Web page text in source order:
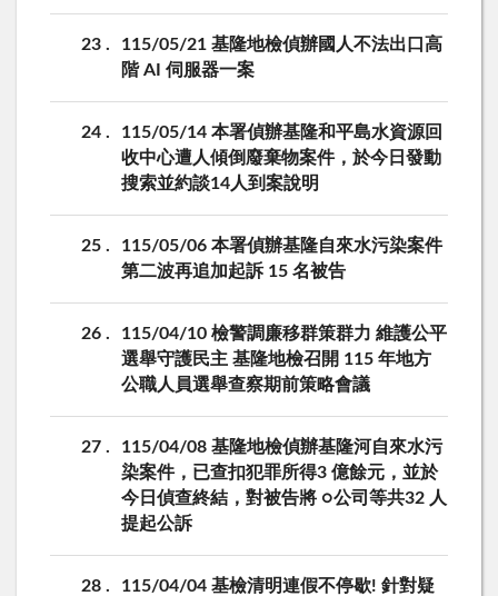
23
115/05/21 基隆地檢偵辦國人不法出口高
階 AI 伺服器一案
24
115/05/14 本署偵辦基隆和平島水資源回
收中心遭人傾倒廢棄物案件，於今日發動
搜索並約談14人到案說明
25
115/05/06 本署偵辦基隆自來水污染案件
第二波再追加起訴 15 名被告
26
115/04/10 檢警調廉移群策群力 維護公平
選舉守護民主 基隆地檢召開 115 年地方
公職人員選舉查察期前策略會議
27
115/04/08 基隆地檢偵辦基隆河自來水污
染案件，已查扣犯罪所得3 億餘元，並於
今日偵查終結，對被告將 ○公司等共32 人
提起公訴
28
115/04/04 基檢清明連假不停歇! 針對疑